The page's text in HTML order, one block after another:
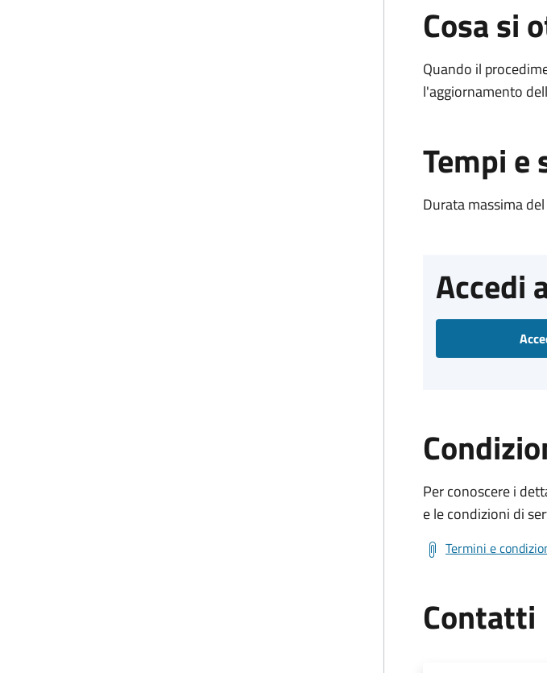
Cosa si
Quando il
l'aggiornamento
Tempi e
Durata massima
Accedi
Per conoscere i
e le condizioni di
Termini e
Contatti